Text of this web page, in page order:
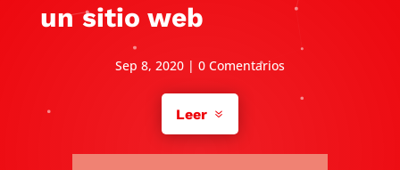
un sitio web
Sep 8, 2020| 0 Comentarios
Leer